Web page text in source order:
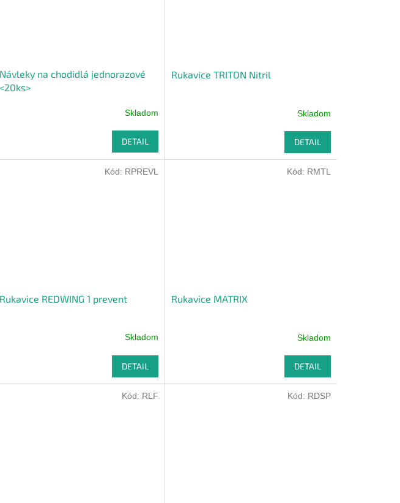
Návleky na chodidlá jednorazové
<20ks>
Skladom
DETAIL
Rukavice TRITON Nitril
Skladom
DETAIL
Rukavice REDWING 1 prevent
Skladom
DETAIL
Kód: RPREVL
Rukavice MATRIX
Skladom
DETAIL
Kód: RMTL
Kód: RLF Kód: RDSP